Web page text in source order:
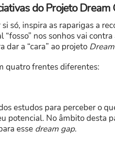
do Projeto Dream
só, inspira as raparigas a
“fosso” nos sonhos vai
dar a “cara” ao projeto
quatro frentes diferentes:
estudos para perceber o
potencial. No âmbito desta
esse dream gap.